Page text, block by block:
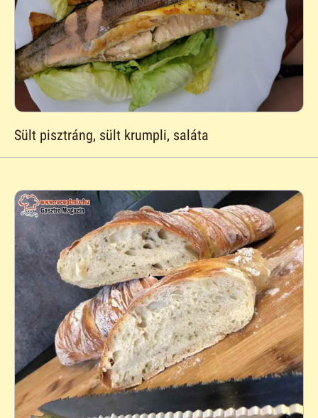
Sült pisztráng, sült krumpli, saláta